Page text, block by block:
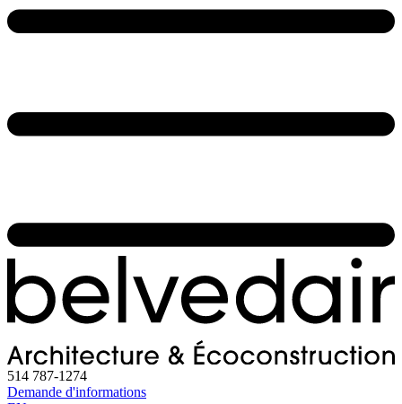
514 787-1274
Demande d'informations